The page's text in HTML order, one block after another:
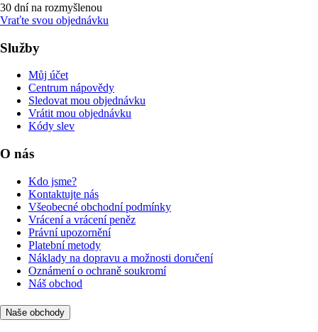
30 dní na rozmyšlenou
Vraťte svou objednávku
Služby
Můj účet
Centrum nápovědy
Sledovat mou objednávku
Vrátit mou objednávku
Kódy slev
O nás
Kdo jsme?
Kontaktujte nás
Všeobecné obchodní podmínky
Vrácení a vrácení peněz
Právní upozornění
Platební metody
Náklady na dopravu a možnosti doručení
Oznámení o ochraně soukromí
Náš obchod
Naše obchody